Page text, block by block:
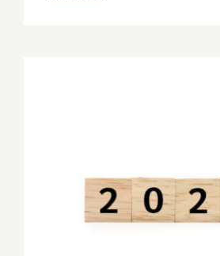
Saarland 2026